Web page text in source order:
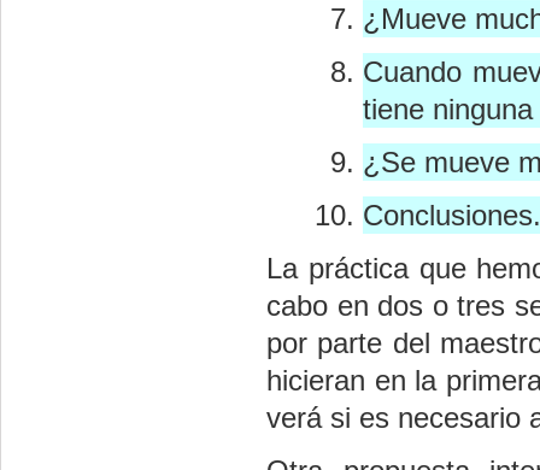
¿Mueve
Cuando
tiene
¿Se mueve
Conclusiones.
La práctica que
cabo en dos o tres
por parte del
hicieran en la
verá si es necesario